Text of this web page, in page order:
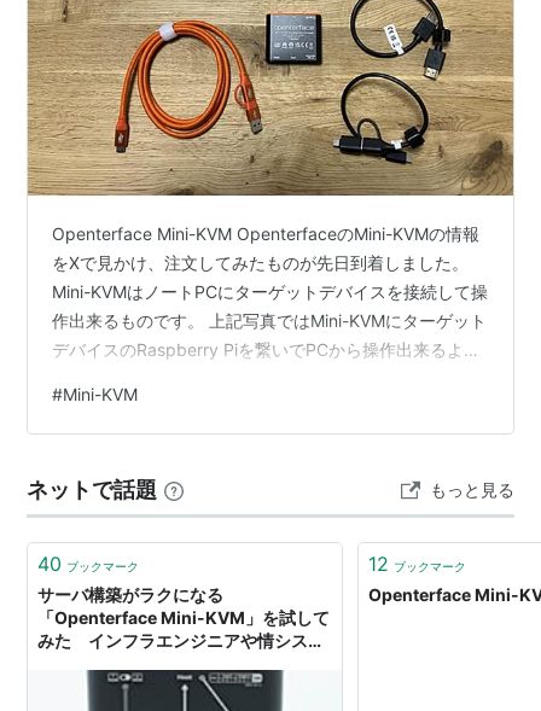
Openterface Mini-KVM OpenterfaceのMini-KVMの情報
をXで見かけ、注文してみたものが先日到着しました。
Mini-KVMはノートPCにターゲットデバイスを接続して操
作出来るものです。 上記写真ではMini-KVMにターゲット
デバイスのRaspberry Piを繋いでPCから操作出来るよう
のケーブルをMini-KVMに接続します。 Mini-KVMはPCか
ら給電するため、電源ケーブルは必要なく配線がかさば
とUSBケーブルを接続していま…
#Mini-KVM
ネットで話題 もっと見る
40 ブックマーク
サーバ構築がラクになる
「Openterface Mini-KVM」を試して
みた インフラエンジニアや情シスに
12 ブックマーク
Openterface Mini-